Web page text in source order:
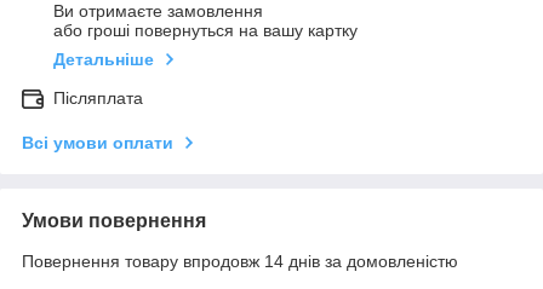
Ви отримаєте замовлення
або гроші повернуться на вашу картку
Детальніше
Післяплата
Всі умови оплати
Умови повернення
Повернення товару впродовж 14 днів за домовленістю